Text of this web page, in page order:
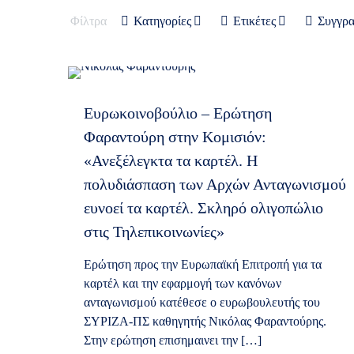
Φίλτρα Κατηγορίες Ετικέτες
Ευρωκοινοβούλιο – Ερώτηση
Φαραντούρη στην Κομισιόν:
«Ανεξέλεγκτα τα καρτέλ. Η
πολυδιάσπαση των Αρχών Ανταγωνισμού
ευνοεί τα καρτέλ. Σκληρό ολιγοπώλιο
στις Τηλεπικοινωνίες»
Ερώτηση προς την Ευρωπαϊκή Επιτροπή για τα
καρτέλ και την εφαρμογή των κανόνων
ανταγωνισμού κατέθεσε ο ευρωβουλευτής του
ΣΥΡΙΖΑ-ΠΣ καθηγητής Νικόλας Φαραντούρης.
Στην ερώτηση επισημαινει την[…]